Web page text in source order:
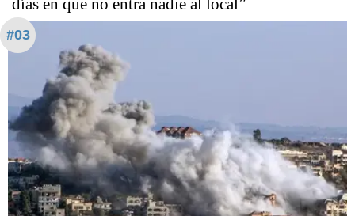
días en que no entra nadie al local”
#03